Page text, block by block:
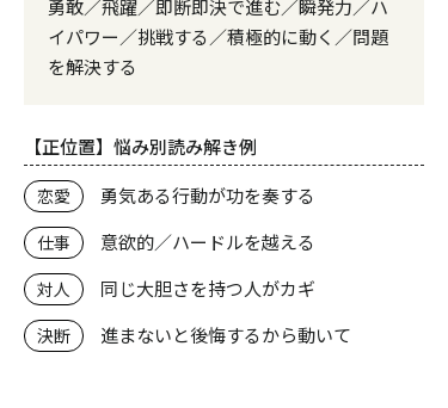
勇敢／飛躍／即断即決で進む／瞬発力／ハ
イパワー／挑戦する／積極的に動く／問題
を解決する
【正位置】悩み別読み解き例
恋愛 勇気ある行動が功を奏する
仕事 意欲的／ハードルを越える
対人 同じ大胆さを持つ人がカギ
決断 進まないと後悔するから動いて